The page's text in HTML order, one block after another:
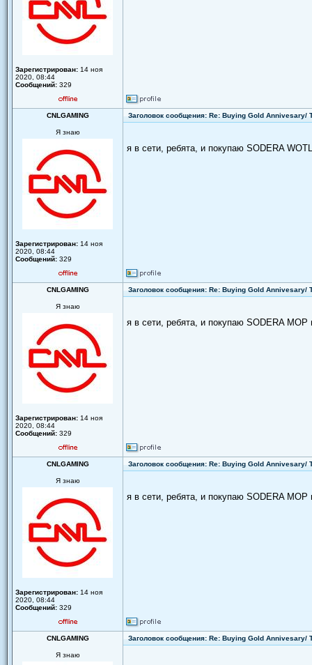
Зарегистрирован: 14 ноя
2020, 08:44
Сообщений: 329
CNLGAMING Заголовок сообщения: Re: Buying Gold Annivesary/
Я знаю
Зарегистрирован: 14 ноя
2020, 08:44
Сообщений: 329
я в сети, ребята, и покупаю SODERA
CNLGAMING Заголовок сообщения: Re: Buying Gold Annivesary/
Я знаю
Зарегистрирован: 14 ноя
2020, 08:44
Сообщений: 329
я в сети, ребята, и покупаю SODERA
CNLGAMING Заголовок сообщения: Re: Buying Gold Annivesary/
Я знаю
Зарегистрирован: 14 ноя
2020, 08:44
Сообщений: 329
я в сети, ребята, и покупаю SODERA
CNLGAMING Заголовок сообщения: Re: Buying Gold Annivesary/
Я знаю